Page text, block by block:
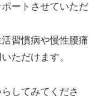
ートさせていただ
習慣病や慢性腰痛
ただけます。
してみてくださ